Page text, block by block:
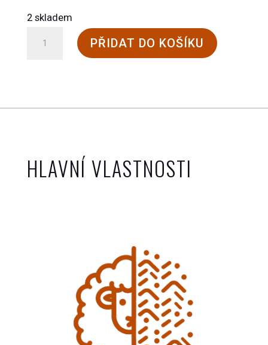
2 skladem
podkolenky
množství
PŘIDAT DO KOŠÍKU
HLAVNÍ VLASTNOSTI